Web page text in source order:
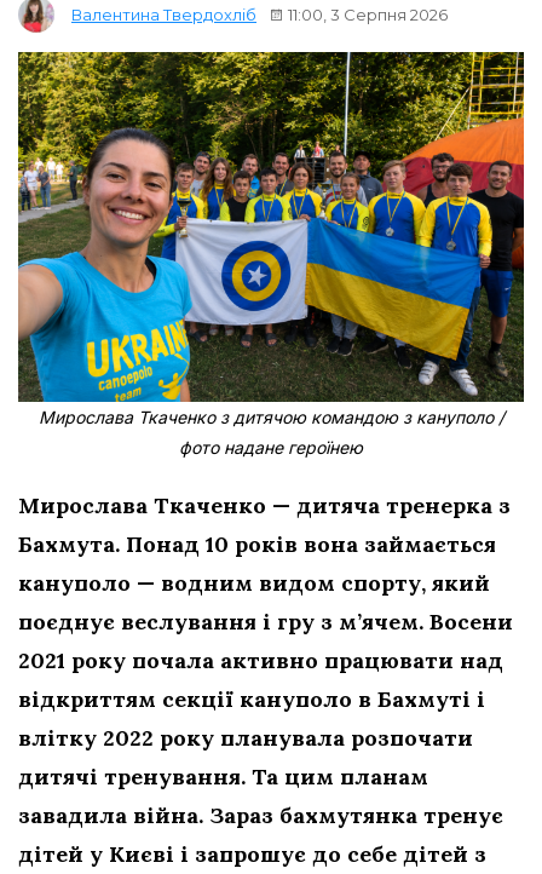
Валентина Твердохліб 11:00, 3 Серпня 2026
Мирослава Ткаченко з дитячою командою з кануполо /
фото надане героїнею
Мирослава Ткаченко — дитяча тренерка з
Бахмута. Понад 10 років вона займається
кануполо — водним видом спорту, який
поєднує веслування і гру з м’ячем. Восени
2021 року почала активно працювати над
відкриттям секції кануполо в Бахмуті і
влітку 2022 року планувала розпочати
дитячі тренування. Та цим планам
завадила війна. Зараз бахмутянка тренує
дітей у Києві і запрошує до себе дітей з